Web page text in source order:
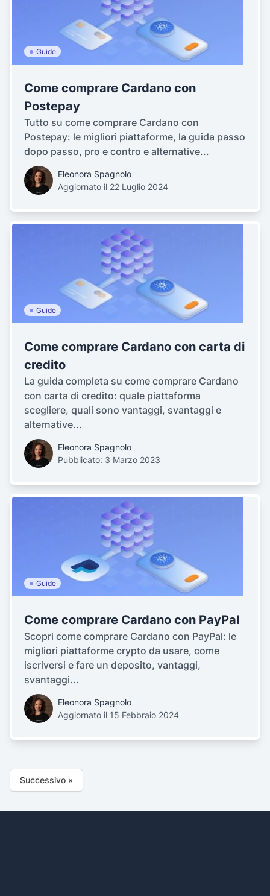
Guide
Come comprare Cardano con
Postepay
Tutto su come comprare Cardano con
Postepay: le migliori piattaforme, la guida passo
dopo passo, pro e contro e alternative...
Eleonora Spagnolo
Aggiornato il 22 Luglio 2024
Guide
Come comprare Cardano con carta di
credito
La guida completa su come comprare Cardano
con carta di credito: quale piattaforma
scegliere, quali sono vantaggi, svantaggi e
alternative...
Eleonora Spagnolo
Pubblicato: 3 Marzo 2023
Guide
Come comprare Cardano con PayPal
Scopri come comprare Cardano con PayPal: le
migliori piattaforme crypto da usare, come
iscriversi e fare un deposito, vantaggi,
svantaggi...
Eleonora Spagnolo
Aggiornato il 15 Febbraio 2024
Successivo »